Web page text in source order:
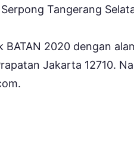
Tangerang
2020 dengan
Jakarta 12710.